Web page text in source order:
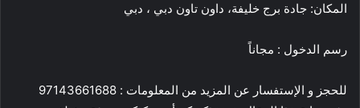
المكان: جادة برج خليفة، داون تاون دبي ، دبي
رسم الدخول : مجاناً
للحجز و الإستفسار عن المزيد من المعلومات : 97143661688